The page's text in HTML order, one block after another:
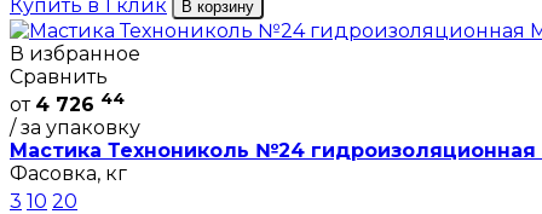
Купить в 1 клик В корзину
В избранное
Сравнить
от 4 726 44
/ за упаковку
Мастика Технониколь №24
Фасовка, кг
3 10 20